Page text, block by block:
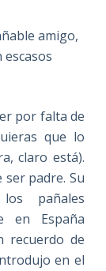
amigo,
por falta de
que lo
claro está).
ser padre. Su
pañales
en España
recuerdo de
en el